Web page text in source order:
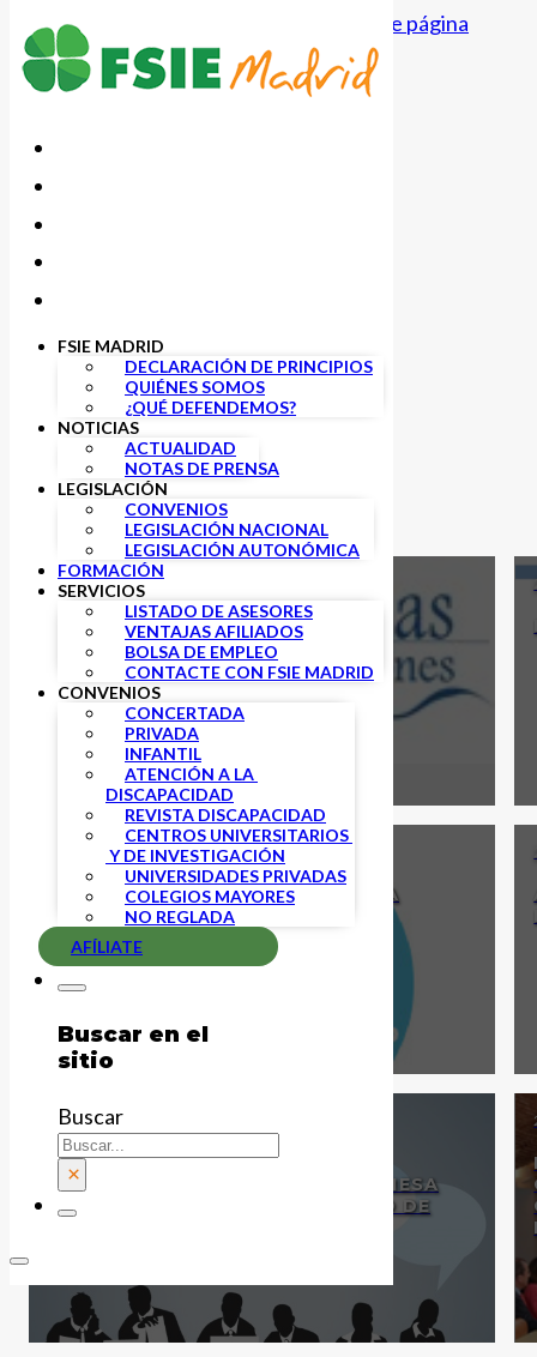
Saltar al contenido principal Saltar al pie de página
FSIE MADRID
DECLARACIÓN DE PRINCIPIOS
QUIÉNES SOMOS
¿QUÉ DEFENDEMOS?
NOTICIAS
ACTUALIDAD
NOTAS DE PRENSA
LEGISLACIÓN
CONVENIOS
LEGISLACIÓN NACIONAL
LEGISLACIÓN AUTONÓMICA
FORMACIÓN
SERVICIOS
LISTADO DE ASESORES
VENTAJAS AFILIADOS
BOLSA DE EMPLEO
CONTACTE CON FSIE MADRID
CONVENIOS
CONCERTADA
PRIVADA
INFANTIL
ATENCIÓN A LA
DISCAPACIDAD
REVISTA DISCAPACIDAD
CENTROS UNIVERSITARIOS
Y DE INVESTIGACIÓN
UNIVERSIDADES PRIVADAS
COLEGIOS MAYORES
NO REGLADA
AFÍLIATE
Buscar en el
sitio
Buscar
×
Actualidad
24 JULIO, 2018
Buenas Vacaciones
24 JULIO, 2018
NUEVO ACUERDO CON LA CLÍNICA
MIOFISIO
23 JULIO, 2018
FSIE DEFIENDE LA VOZ DE SUS
DELEGADOS Y AFILIADOS EN LA MESA
NEGOCIADORA DEL XV CONVENIO DE